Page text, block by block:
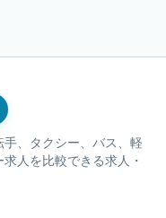
、タクシー、バス、軽
人を比較できる求人・